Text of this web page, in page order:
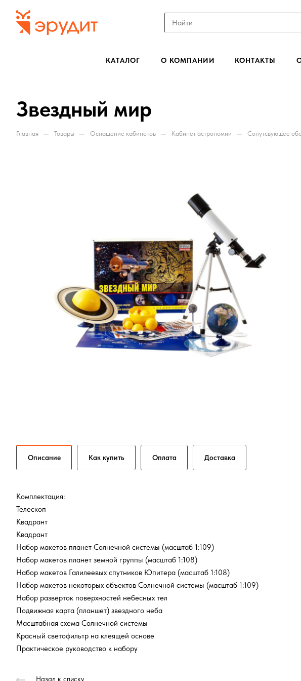
КАТАЛОГ О КОМПАНИИ КОНТАКТЫ
Звездный мир
Главная — Товары — Оснащение кабинетов — Кабинет астрономии — Сопутсвующее
Описание Как купить Оплата Доставка
Комплектация:
Телескоп
Квадрант
Квадрант
Набор макетов планет Солнечной системы (масштаб 1:109)
Набор макетов планет земной группы (масштаб 1:108)
Набор макетов Галилеевых спутников Юпитера (масштаб 1:108)
Набор макетов некоторых объектов Солнечной системы (масштаб 1:109)
Набор разверток поверхностей небесных тел
Подвижная карта (планшет) звездного неба
Масштабная схема Солнечной системы
Красный светофильтр на клеящей основе
Практическое руководство к набору
Назад к списку